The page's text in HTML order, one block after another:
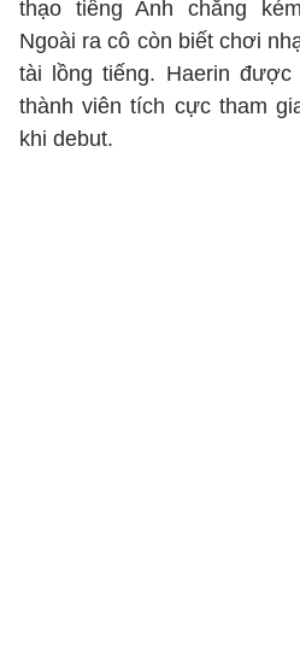
thạo tiếng Anh chẳng
Ngoài ra cô còn biết chơi
tài lồng tiếng. Haerin
thành viên tích cực tham
khi debut.